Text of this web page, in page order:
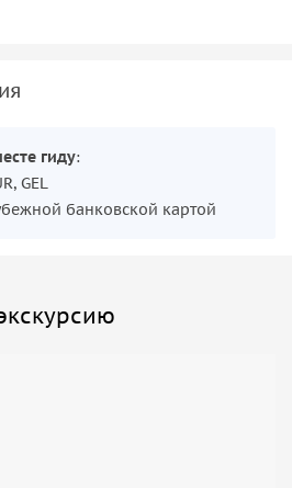
гиду:
GEL
банковской картой